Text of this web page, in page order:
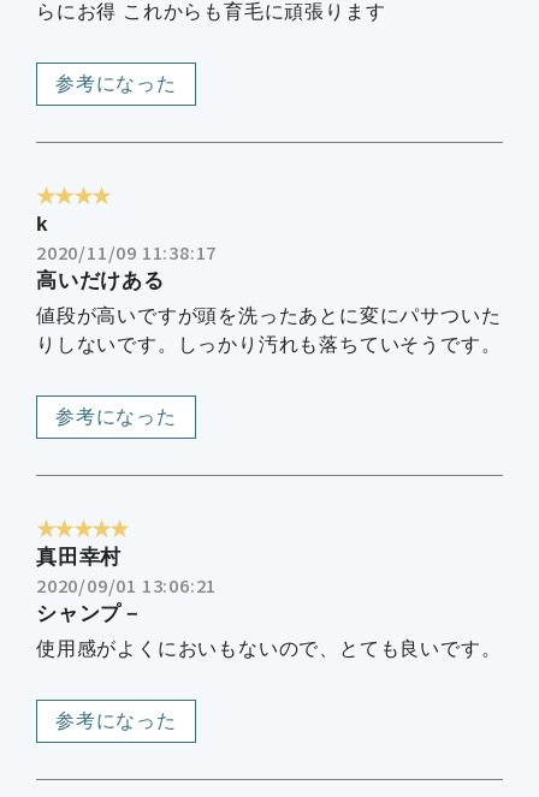
らにお得 これからも育毛に頑張ります
参考になった
★★★★
k
2020/11/09 11:38:17
高いだけある
値段が高いですが頭を洗ったあとに変にパサついた
りしないです。しっかり汚れも落ちていそうです。
参考になった
★★★★★
真田幸村
2020/09/01 13:06:21
シャンプ－
使用感がよくにおいもないので、とても良いです。
参考になった